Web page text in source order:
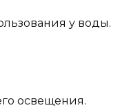
у воды.
освещения.